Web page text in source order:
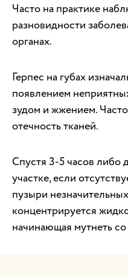
Часто на практике
разновидности
органах.
Герпес на губах
появлением
зудом и жжением.
отечность тканей.
Спустя 3-5 часов либо
участке, если
пузыри
концентрируется
начинающая мутнеть